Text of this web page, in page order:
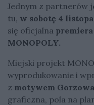
Jednym z partnerów
tu, w sobotę 4
się oficjalna
MONOPOLY.
Miejski projekt
wyprodukowanie i
z motywem Gorzowa
graficzna, pola na